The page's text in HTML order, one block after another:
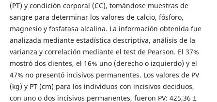
(PT) y condición corporal (CC), tomándose muestras de
sangre para determinar los valores de calcio, fósforo,
magnesio y fosfatasa alcalina. La información obtenida fue
analizada mediante estadística descriptiva, análisis de la
varianza y correlación mediante el test de Pearson. El 37%
mostró dos dientes, el 16% uno (derecho o izquierdo) y el
47% no presentó incisivos permanentes. Los valores de PV
(kg) y PT (cm) para los individuos con incisivos deciduos,
con uno o dos incisivos permanentes, fueron PV: 425,36 ±